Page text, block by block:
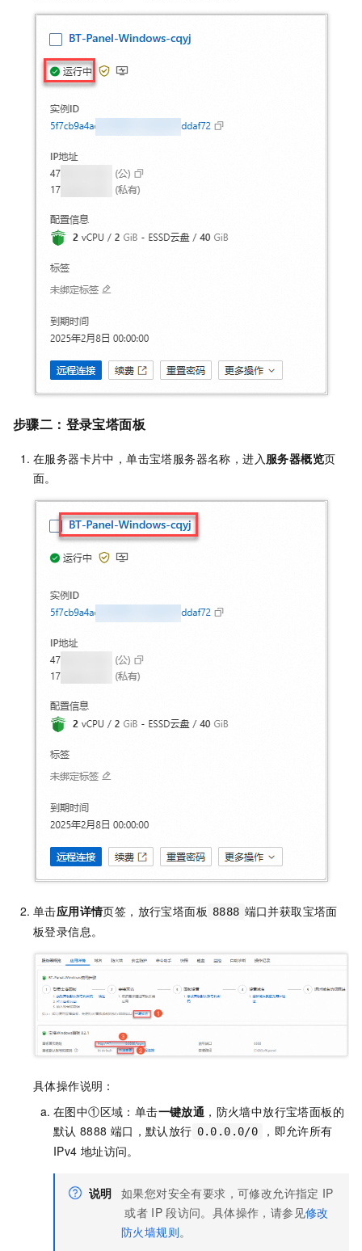
步骤二：登录宝塔面板
在服务器卡片中，单击宝塔服务器名称，进入 服务器概览页
面。
单击应用详情页签，放行宝塔面板 8888 端口并获取宝塔面
板登录信息。
具体操作说明：
在图中①区域：单击一键放通 ，防火墙中放行宝塔面板的
默认 8888 端口，默认放行 0.0.0.0/0
，即允许所有
IPv4 地址访问。
说明 如果您对安全有要求，可修改允许指定 IP
或者 IP 段访问。具体操作，请参见修改
防火墙规则。